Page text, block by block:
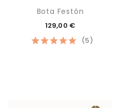
(5)
Bota Festón
129,00 €